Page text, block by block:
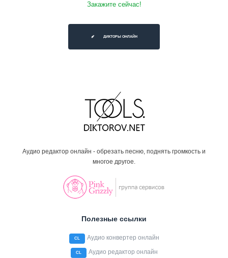
Закажите сейчас!
ДИКТОРЫ ОНЛАЙН
Аудио редактор онлайн - обрезать песню, поднять громкость и
многое другое.
Полезные ссылки
CL Аудио конвертер онлайн
CL Аудио редактор онлайн